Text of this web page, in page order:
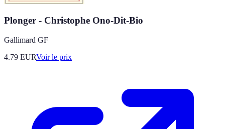
Plonger - Christophe Ono-Dit-Bio
Gallimard GF
4.79 EURVoir le prix